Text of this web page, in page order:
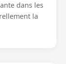
dans les
la